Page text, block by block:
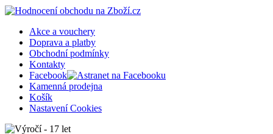
Akce a vouchery
Doprava a platby
Obchodní podmínky
Kontakty
Facebook
Kamenná prodejna
Košík
Nastavení Cookies